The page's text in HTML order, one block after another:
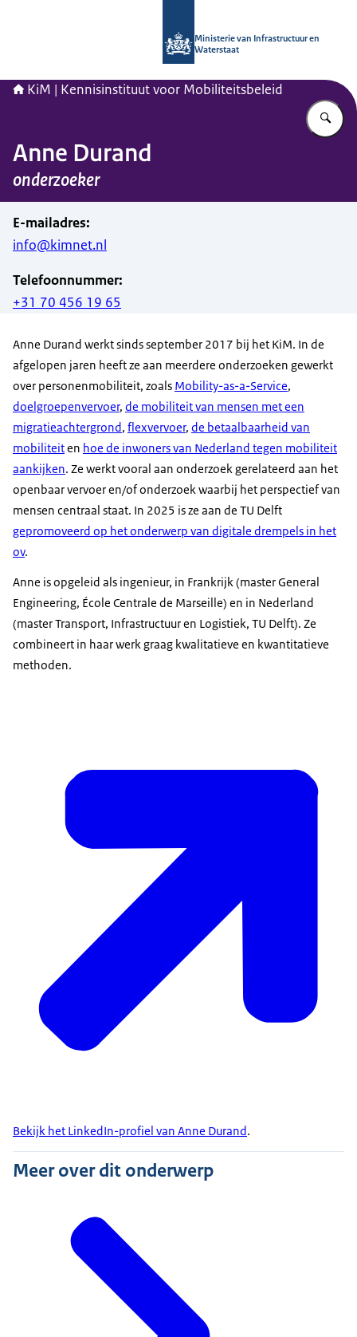
Ministerie van Infrastructuur en
Waterstaat
KiM | Kennisinstituut voor Mobiliteitsbeleid
Anne Durand
onderzoeker
E-mailadres:
info@kimnet.nl
Telefoonnummer:
+31 70 456 19 65
Anne Durand werkt sinds september 2017 bij het KiM. In de
afgelopen jaren heeft ze aan meerdere onderzoeken gewerkt
over personenmobiliteit, zoals Mobility-as-a-Service,
doelgroepenvervoer, de mobiliteit van mensen met een
migratieachtergrond, flexvervoer, de betaalbaarheid van
mobiliteiten hoe de inwoners van Nederland tegen mobiliteit
aankijken. Ze werkt vooral aan onderzoek gerelateerd aan het
openbaar vervoer en/of onderzoek waarbij het perspectief van
mensen centraal staat. In 2025 is ze aan de TU Delft
gepromoveerd op het onderwerp van digitale drempels in het
ov.
Anne is opgeleid als ingenieur, in Frankrijk (master General
Engineering, École Centrale de Marseille) en in Nederland
(master Transport, Infrastructuur en Logistiek, TU Delft). Ze
combineert in haar werk graag kwalitatieve en kwantitatieve
methoden.
Bekijk het LinkedIn-profiel van Anne Durand.
Meer over dit onderwerp